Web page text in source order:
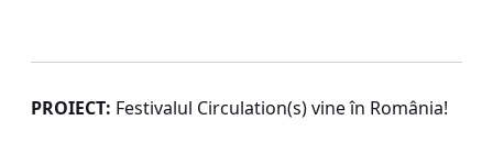
PROIECT: Festivalul Circulation(s) vine în România!